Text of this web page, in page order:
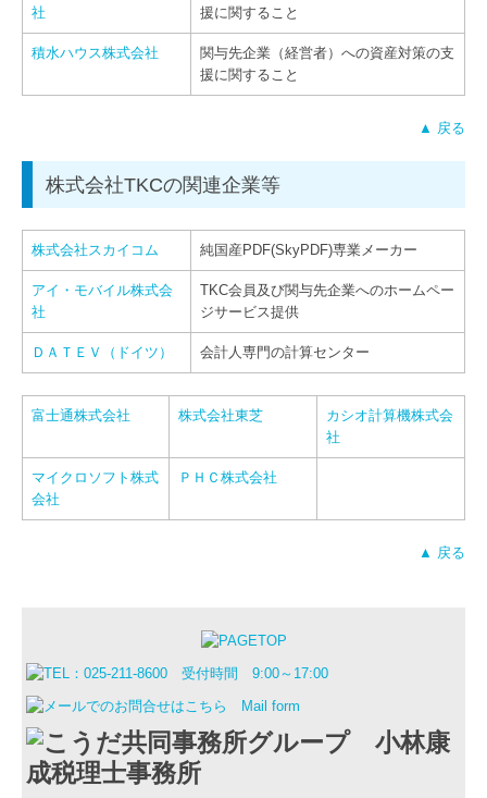
社
援に関すること
積水ハウス株式会社
関与先企業（経営者）への資産対策の支
援に関すること
▲ 戻る
株式会社TKCの関連企業等
株式会社スカイコム 純国産PDF(SkyPDF)専業メーカー
アイ・モバイル株式会
社
TKC会員及び関与先企業へのホームペー
ジサービス提供
ＤＡＴＥＶ（ドイツ） 会計人専門の計算センター
富士通株式会社 株式会社東芝
カシオ計算機株式会
社
マイクロソフト株式
会社
ＰＨＣ株式会社
▲ 戻る